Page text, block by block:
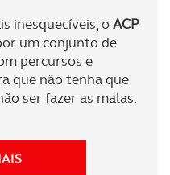
inesquecíveis, oACP
um conjunto de
percursos e
que não tenha que
ser fazer as malas.